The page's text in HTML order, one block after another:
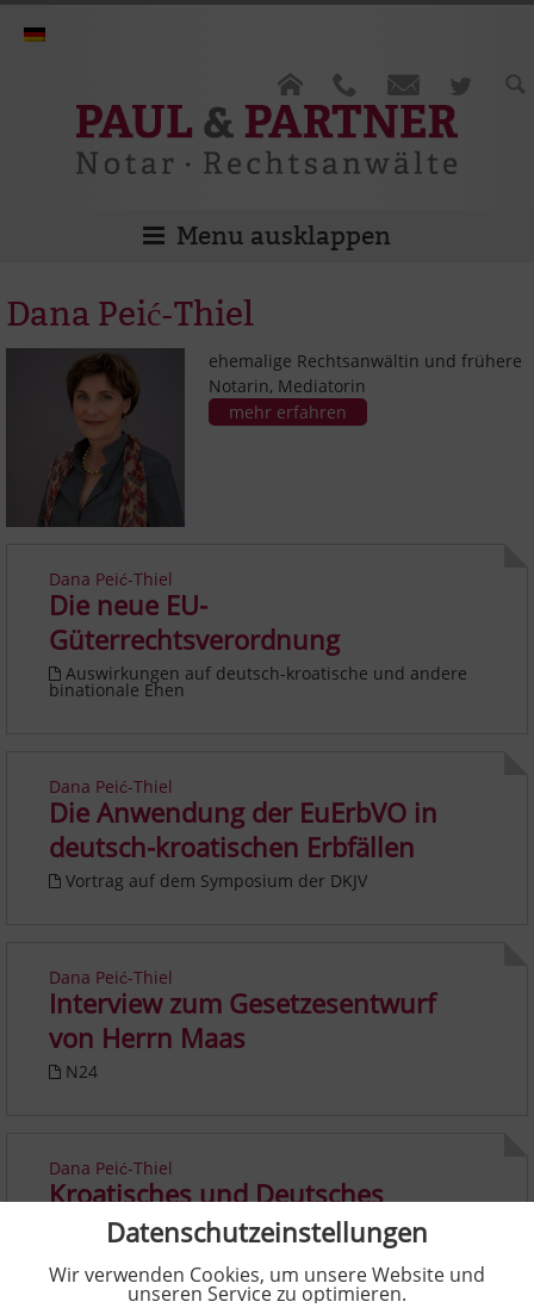
Datenschutzeinstellungen
Wir verwenden Cookies, um unsere Website und
unseren Service zu optimieren.
Menu
Dana Peić-Thiel
ehemalige Rechtsanwältin und frühere
Notarin, Mediatorin
mehr erfahren
Dana Peić-Thiel
Die neue EU-
Güterrechtsverordnung
Auswirkungen auf deutsch-kroatische und andere
binationale Ehen
Dana Peić-Thiel
Die Anwendung der EuErbVO in
deutsch-kroatischen Erbfällen
Vortrag auf dem Symposium der DKJV
Dana Peić-Thiel
Interview zum Gesetzesentwurf
von Herrn Maas
N24
Dana Peić-Thiel
Kroatisches und Deutsches
Familienrecht – eine Synopse
FamRBInt 4/12, S.101ff.